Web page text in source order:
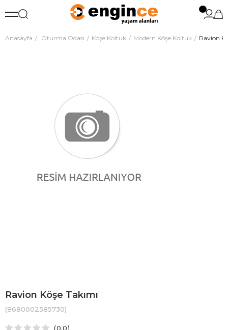
Anasayfa Oturma Odası Köşe Koltuk Modern Köşe Koltuk Ravion
Ravion Köşe Takımı
(8680002585730)
0.0